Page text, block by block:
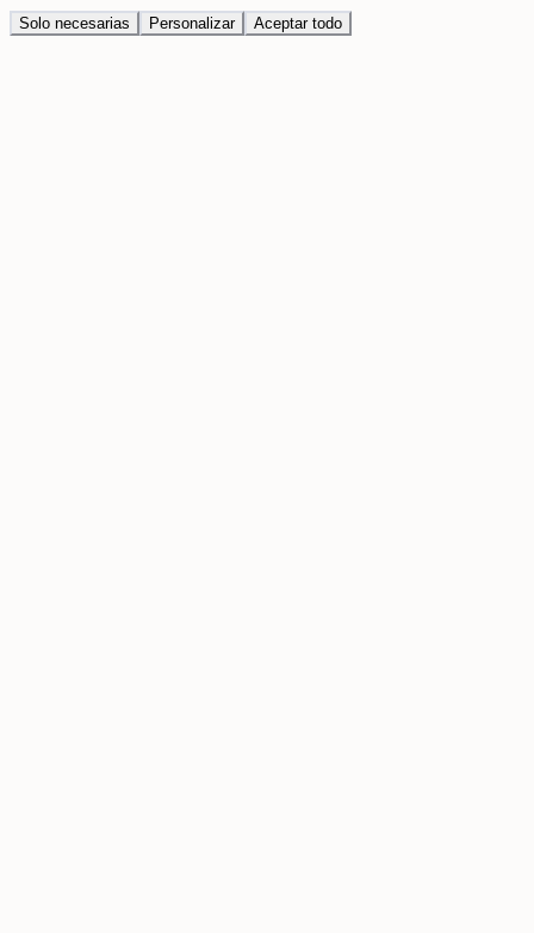
Solo necesarias Personalizar Aceptar todo